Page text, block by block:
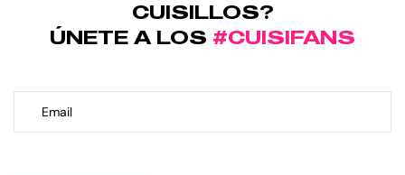
CUISILLOS?
ÚNETE A LOS #CUISIFANS